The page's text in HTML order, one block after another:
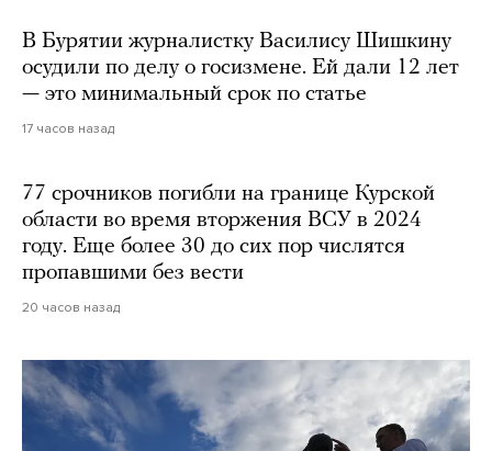
В Бурятии журналистку Василису Шишкину
осудили по делу о госизмене. Ей дали 12 лет
— это минимальный срок по статье
17 часов назад
77 срочников погибли на границе Курской
области во время вторжения ВСУ в 2024
году. Еще более 30 до сих пор числятся
пропавшими без вести
20 часов назад